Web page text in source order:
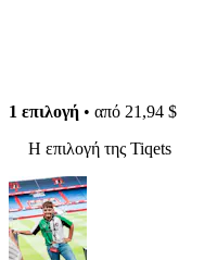
1 επιλογή • από 21,94 $
Η επιλογή της Tiqets